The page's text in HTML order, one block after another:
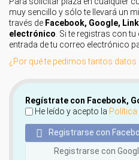
muy sencillo y sólo te llevará un
través de Facebook, Google,
electrónico . Si te registras con
entrada de tu correo electrónico
¿Por qué te pedimos tantos
Regístrate con Facebook,
He leído y acepto la Política
Registrarse con
Registrarse con